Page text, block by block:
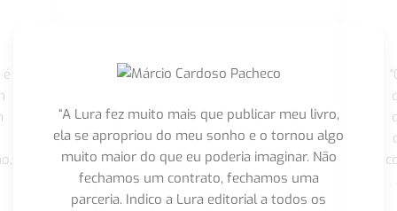
“A Lura fez muito mais que publicar meu livro,
ela se apropriou do meu sonho e o tornou algo
muito maior do que eu poderia imaginar. Não
fechamos um contrato, fechamos uma
parceria. Indico a Lura editorial a todos os